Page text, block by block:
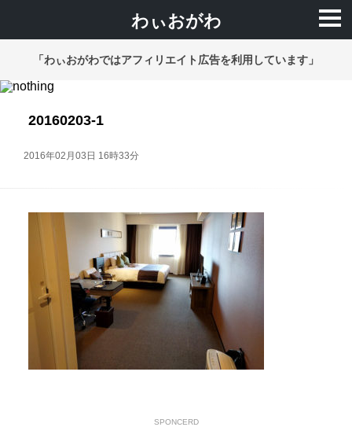
わぃおがわ
「わぃおがわではアフィリエイト広告を利用しています」
20160203-1
2016年02月03日 16時33分
SPONCERD